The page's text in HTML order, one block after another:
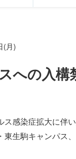
(月)
への入構
ス感染症拡大に伴
東生駒キャンパス